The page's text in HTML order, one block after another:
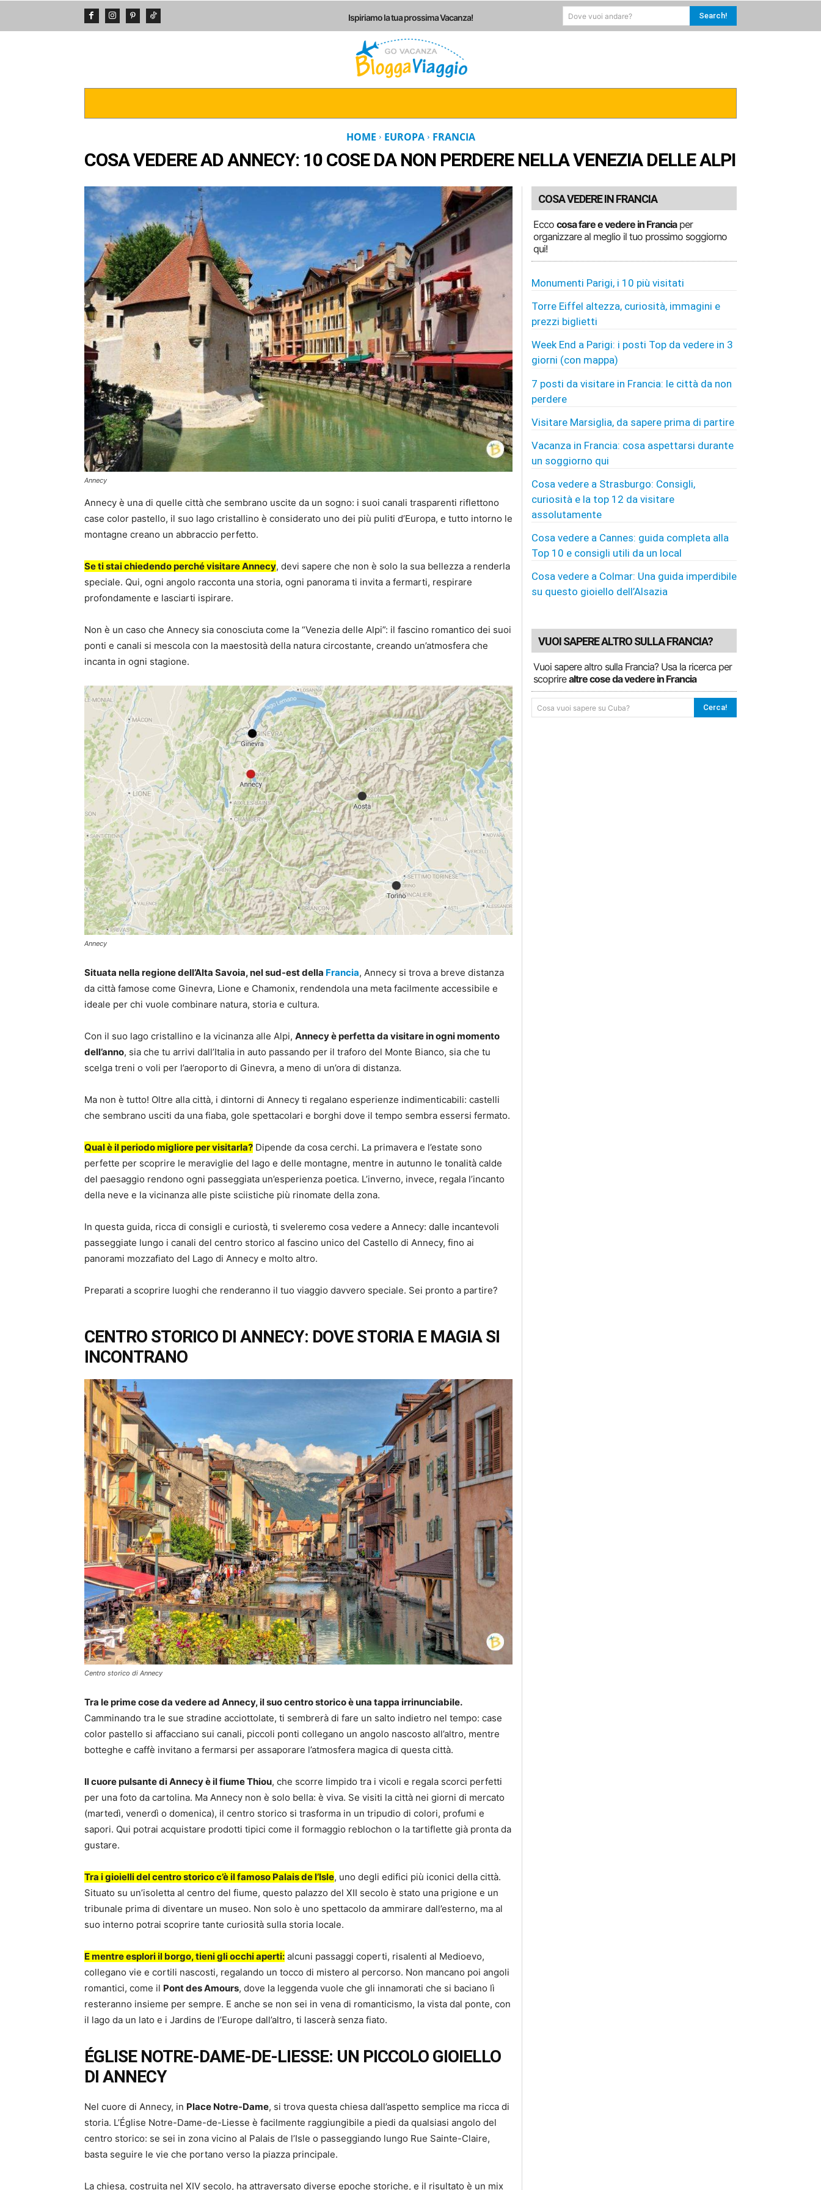
Ispiriamo la tua prossima Vacanza! Dove vuoi andare? Search!
HOME EUROPA FRANCIA
COSA VEDERE AD ANNECY: 10 COSE DA NON PERDERE NELLA VENEZIA DELLE ALPI
Annecy
Annecy è una di quelle città che sembrano uscite da un sogno: i suoi canali trasparenti riflettono
case color pastello, il suo lago cristallino è considerato uno dei più puliti d’Europa, e tutto intorno le
montagne creano un abbraccio perfetto.
Se ti stai chiedendo perché visitare Annecy, devi sapere che non è solo la sua bellezza a renderla
speciale. Qui, ogni angolo racconta una storia, ogni panorama ti invita a fermarti, respirare
profondamente e lasciarti ispirare.
Non è un caso che Annecy sia conosciuta come la “Venezia delle Alpi”: il fascino romantico dei suoi
ponti e canali si mescola con la maestosità della natura circostante, creando un’atmosfera che
incanta in ogni stagione.
Annecy
Situata nella regione dell’Alta Savoia, nel sud-est della Francia, Annecy si trova a breve distanza
da città famose come Ginevra, Lione e Chamonix, rendendola una meta facilmente accessibile e
ideale per chi vuole combinare natura, storia e cultura.
Con il suo lago cristallino e la vicinanza alle Alpi, Annecy è perfetta da visitare in ogni momento
dell’anno, sia che tu arrivi dall’Italia in auto passando per il traforo del Monte Bianco, sia che tu
scelga treni o voli per l’aeroporto di Ginevra, a meno di un’ora di distanza.
Ma non è tutto! Oltre alla città, i dintorni di Annecy ti regalano esperienze indimenticabili: castelli
che sembrano usciti da una fiaba, gole spettacolari e borghi dove il tempo sembra essersi fermato.
Qual è il periodo migliore per visitarla? Dipende da cosa cerchi. La primavera e l’estate sono
perfette per scoprire le meraviglie del lago e delle montagne, mentre in autunno le tonalità calde
del paesaggio rendono ogni passeggiata un’esperienza poetica. L’inverno, invece, regala l’incanto
della neve e la vicinanza alle piste sciistiche più rinomate della zona.
In questa guida, ricca di consigli e curiostà, ti sveleremo cosa vedere a Annecy: dalle incantevoli
passeggiate lungo i canali del centro storico al fascino unico del Castello di Annecy, fino ai
panorami mozzafiato del Lago di Annecy e molto altro.
Preparati a scoprire luoghi che renderanno il tuo viaggio davvero speciale. Sei pronto a partire?
CENTRO STORICO DI ANNECY: DOVE STORIA E MAGIA SI
INCONTRANO
Centro storico di Annecy
Tra le prime cose da vedere ad Annecy, il suo centro storico è una tappa irrinunciabile.
Camminando tra le sue stradine acciottolate, ti sembrerà di fare un salto indietro nel tempo: case
color pastello si affacciano sui canali, piccoli ponti collegano un angolo nascosto all’altro, mentre
botteghe e caffè invitano a fermarsi per assaporare l’atmosfera magica di questa città.
Il cuore pulsante di Annecy è il fiume Thiou, che scorre limpido tra i vicoli e regala scorci perfetti
per una foto da cartolina. Ma Annecy non è solo bella: è viva. Se visiti la città nei giorni di mercato
(martedì, venerdì o domenica), il centro storico si trasforma in un tripudio di colori, profumi e
sapori. Qui potrai acquistare prodotti tipici come il formaggio reblochon o la tartiflette già pronta da
gustare.
Tra i gioielli del centro storico c’è il famoso Palais de l’Isle, uno degli edifici più iconici della città.
Situato su un’isoletta al centro del fiume, questo palazzo del XII secolo è stato una prigione e un
tribunale prima di diventare un museo. Non solo è uno spettacolo da ammirare dall’esterno, ma al
suo interno potrai scoprire tante curiosità sulla storia locale.
E mentre esplori il borgo, tieni gli occhi aperti: alcuni passaggi coperti, risalenti al Medioevo,
collegano vie e cortili nascosti, regalando un tocco di mistero al percorso. Non mancano poi angoli
romantici, come il Pont des Amours, dove la leggenda vuole che gli innamorati che si baciano lì
resteranno insieme per sempre. E anche se non sei in vena di romanticismo, la vista dal ponte, con
il lago da un lato e i Jardins de l’Europe dall’altro, ti lascerà senza fiato.
ÉGLISE NOTRE-DAME-DE-LIESSE: UN PICCOLO GIOIELLO
DI ANNECY
Nel cuore di Annecy, in Place Notre-Dame, si trova questa chiesa dall’aspetto semplice ma ricca di
storia. L’Église Notre-Dame-de-Liesse è facilmente raggiungibile a piedi da qualsiasi angolo del
centro storico: se sei in zona vicino al Palais de l’Isle o passeggiando lungo Rue Sainte-Claire,
basta seguire le vie che portano verso la piazza principale.
La chiesa, costruita nel XIV secolo, ha attraversato diverse epoche storiche, e il risultato è un mix
COSA VEDERE IN FRANCIA
Ecco cosa fare e vedere in Franciaper
organizzare al meglio il tuo prossimo soggiorno
qui!
Monumenti Parigi, i 10 più visitati
Torre Eiffel altezza, curiosità, immagini e
prezzi biglietti
Week End a Parigi: i posti Top da vedere in 3
giorni (con mappa)
7 posti da visitare in Francia: le città da non
perdere
Visitare Marsiglia, da sapere prima di partire
Vacanza in Francia: cosa aspettarsi durante
un soggiorno qui
Cosa vedere a Strasburgo: Consigli,
curiosità e la top 12 da visitare
assolutamente
Cosa vedere a Cannes: guida completa alla
Top 10 e consigli utili da un local
Cosa vedere a Colmar: Una guida imperdibile
su questo gioiello dell’Alsazia
VUOI SAPERE ALTRO SULLA FRANCIA?
Vuoi sapere altro sulla Francia? Usa la ricerca per
scoprirealtre cose da vedere in Francia
Cosa vuoi sapere su Cuba? Cerca!